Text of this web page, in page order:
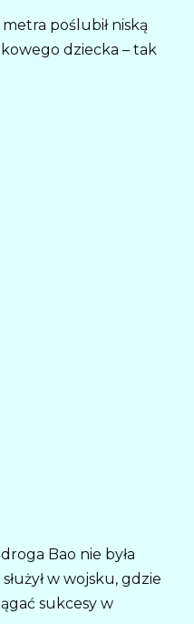
poślubił niską
dziecka – tak
Bao nie była
w wojsku, gdzie
sukcesy w